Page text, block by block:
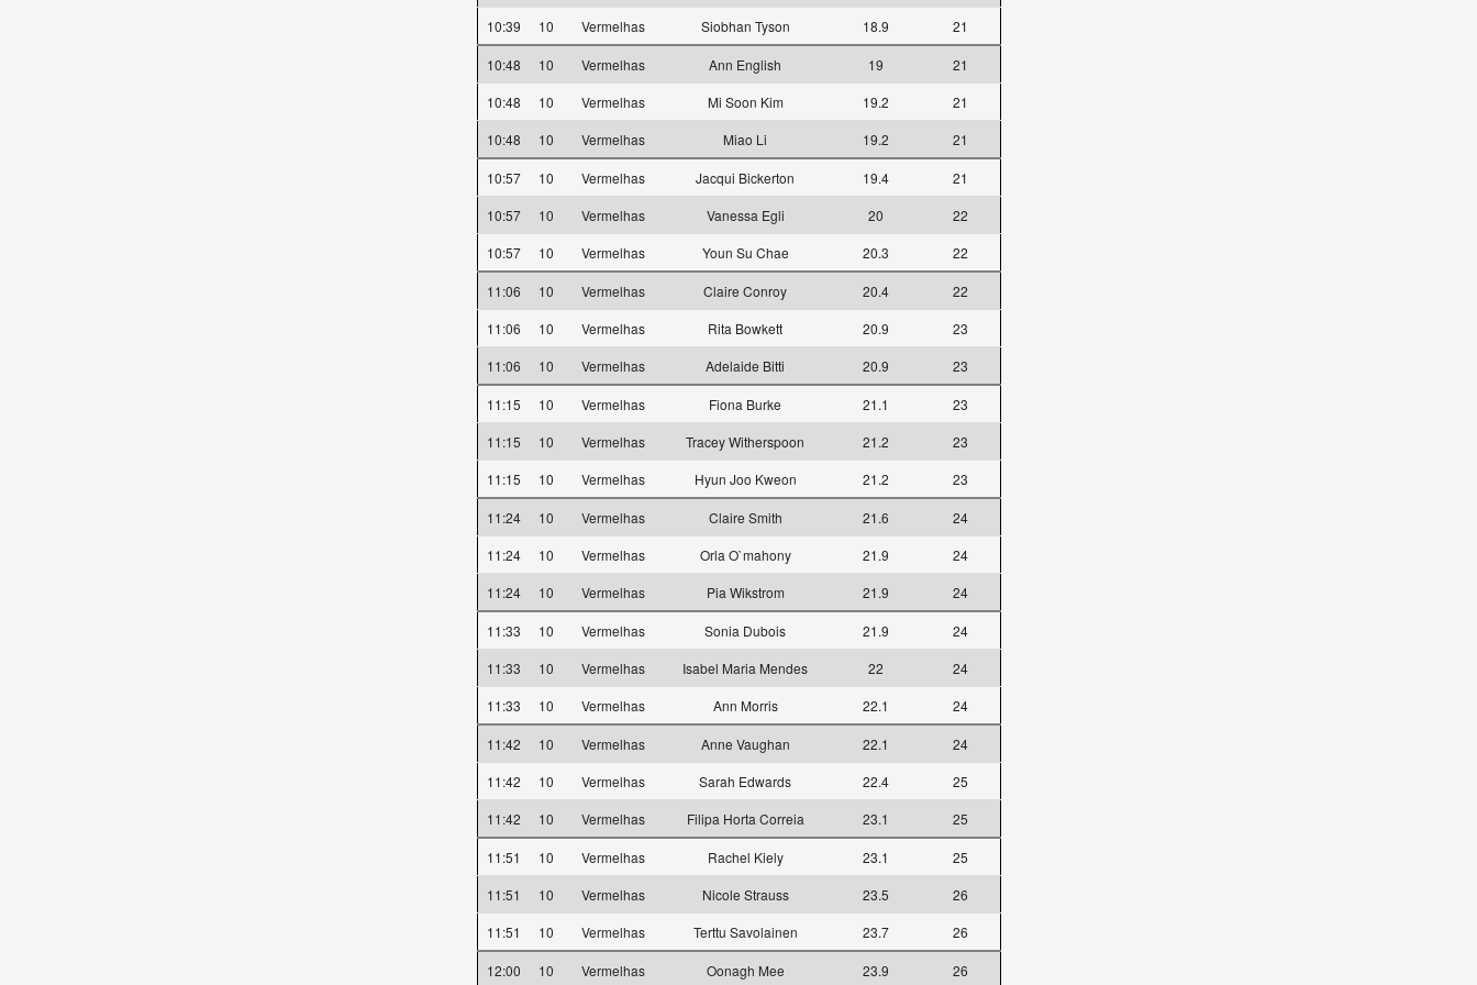
10:39 10 Vermelhas Siobhan Tyson 18.9 21
10:48 10 Vermelhas Ann English 19
21
10:48
10 Vermelhas Mi Soon Kim 19.2
21
10:48
10 Vermelhas Miao Li 19.2 21
10:57 10 Vermelhas Jacqui Bickerton 19.4
21
10:57
10 Vermelhas Vanessa Egli 20
22
10:57
10 Vermelhas Youn Su Chae 20.3 22
11:06 10 Vermelhas Claire Conroy 20.4
22
11:06
10 Vermelhas Rita Bowkett 20.9
23
11:06
10 Vermelhas Adelaide Bitti 20.9 23
11:15 10 Vermelhas Fiona Burke 21.1
23
11:15
10 Vermelhas Tracey Witherspoon 21.2
23
11:15
10 Vermelhas Hyun Joo Kweon 21.2 23
11:24 10 Vermelhas Claire Smith 21.6
24
11:24
10 Vermelhas Orla O`mahony 21.9
24
11:24
10 Vermelhas Pia Wikstrom 21.9 24
11:33 10 Vermelhas Sonia Dubois 21.9
24
11:33
10 Vermelhas Isabel Maria Mendes 22
24
11:33
10 Vermelhas Ann Morris 22.1 24
11:42 10 Vermelhas Anne Vaughan 22.1
24
11:42
10 Vermelhas Sarah Edwards 22.4
25
11:42
10 Vermelhas Filipa Horta Correia 23.1 25
11:51 10 Vermelhas Rachel Kiely 23.1
25
11:51
10 Vermelhas Nicole Strauss 23.5
26
11:51
10 Vermelhas Terttu Savolainen 23.7 26
12:00 10 Vermelhas Oonagh Mee 23.9 26